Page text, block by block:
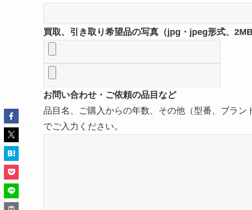
買取、引き取り希望品の写真（jpg・jpeg形式、
お問い合わせ・ご依頼の品目など
品目名、ご購入からの年数、その他（型番、ブラ
でご入力ください。